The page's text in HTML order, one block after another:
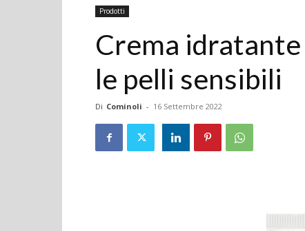
Prodotti
Crema
le pelli sensibili
Di Cominoli - 16 Settembre 2022